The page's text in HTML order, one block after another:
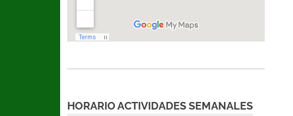
HORARIO ACTIVIDADES SEMANALES